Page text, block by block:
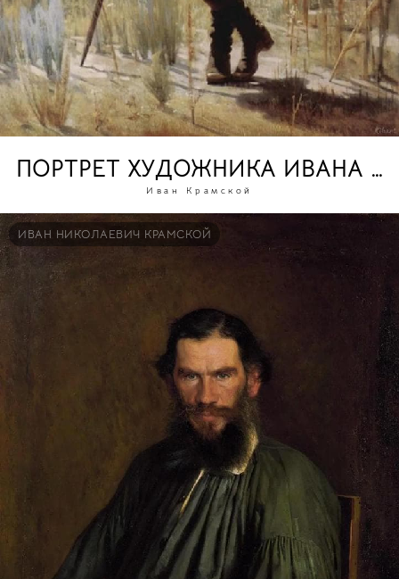
ПОРТРЕТ ХУДОЖНИКА ИВАНА
Иван Крамской
ИВАН НИКОЛАЕВИЧ КРАМСКОЙ